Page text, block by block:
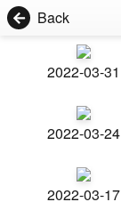
Back
2022-03-31
2022-03-24
2022-03-17